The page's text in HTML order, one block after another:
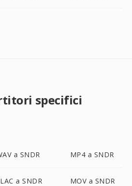
specifici
a SNDR MP4 a SNDR
a SNDR MOV a SNDR